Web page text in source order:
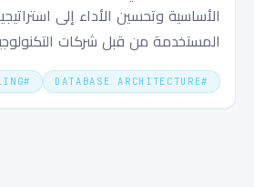
الأساسية وتحسين الأداء إلى
المستخدمة من قبل شركات
#
DATABASE ARCHITECTURE
#